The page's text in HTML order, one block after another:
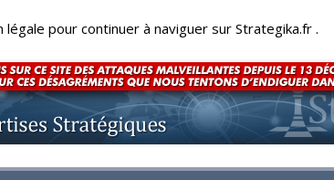
pour continuer à naviguer sur Strategika.fr .